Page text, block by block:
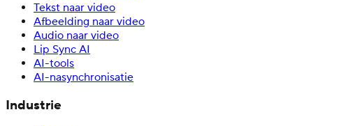
Tekst naar video
Afbeelding naar video
Audio naar video
Lip Sync AI
AI-tools
AI-nasynchronisatie
Industrie